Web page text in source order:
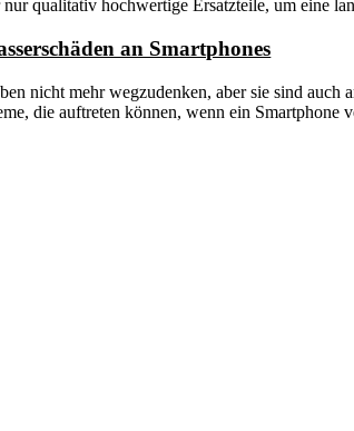
qualitativ hochwertige Ersatzteile, um eine
an Smartphones
nicht mehr wegzudenken, aber sie sind
die auftreten können, wenn ein